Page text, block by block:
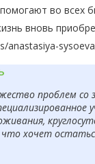
во
вновь
anastasiya-
проблем со
хочет